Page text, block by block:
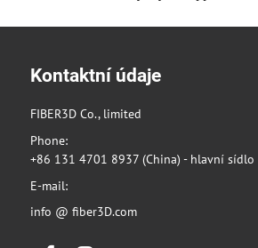
Kontaktní údaje
FIBER3D Co., limited
Phone:
+86 131 4701 8937 (China) - hlavní sídlo
E-mail:
info @ fiber3D.com